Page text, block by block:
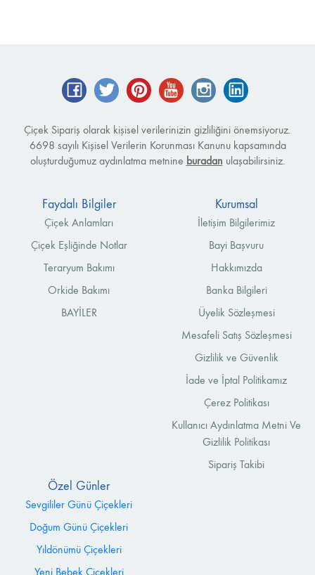
FacebookTwitter Pinterest YouTube Instagram
Çiçek Sipariş olarak kişisel verilerinizin gizliliğini önemsiyoruz.
6698 sayılı Kişisel Verilerin Korunması Kanunu kapsamında
oluşturduğumuz aydınlatma metnine buradan ulaşabilirsiniz.
Faydalı Bilgiler
Çiçek Anlamları
Çiçek Eşliğinde Notlar
Teraryum Bakımı
Orkide Bakımı
BAYİLER
Kurumsal
İletişim Bilgilerimiz
Bayi Başvuru
Hakkımızda
Banka Bilgileri
Üyelik Sözleşmesi
Mesafeli Satış Sözleşmesi
Gizlilik ve Güvenlik
İade ve İptal Politikamız
Çerez Politikası
Kullanıcı Aydınlatma Metni Ve
Gizlilik Politikası
Sipariş Takibi
Özel Günler
Sevgililer Günü Çiçekleri
Doğum Günü Çiçekleri
Yıldönümü Çiçekleri
Yeni Bebek Çiçekleri